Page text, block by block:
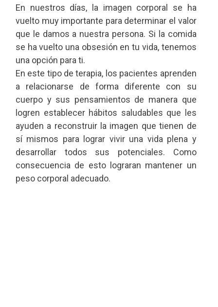
En nuestros días, la imagen corporal se ha
vuelto muy importante para determinar el valor
que le damos a nuestra persona. Si la comida
se ha vuelto una obsesión en tu vida, tenemos
una opción para ti.
En este tipo de terapia, los pacientes aprenden
a relacionarse de forma diferente con su
cuerpo y sus pensamientos de manera que
logren establecer hábitos saludables que les
ayuden a reconstruir la imagen que tienen de
sí mismos para lograr vivir una vida plena y
desarrollar todos sus potenciales. Como
consecuencia de esto lograran mantener un
peso corporal adecuado.